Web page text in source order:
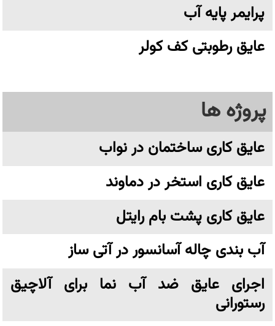
پرایمر پایه آب
عایق رطوبتی کف کولر
پروژه ها
عایق کاری ساختمان در نواب
عایق کاری استخر در دماوند
عایق کاری پشت بام رایتل
آب بندی چاله آسانسور در آتی ساز
اجرای عایق ضد آب نما برای آلاچیق
رستورانی